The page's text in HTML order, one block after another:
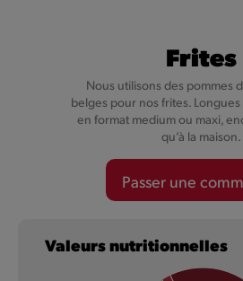
Cheesy Val-
Nos Cheesy ne sont pas
En savoir plus
Frites
Nous utilisons des pommes
belges pour nos frites.
en format medium ou maxi,
qu’à la maison.
Passer une
Valeurs nutritionnelles